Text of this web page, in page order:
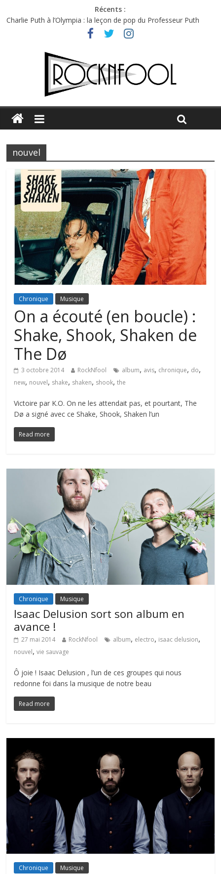
Récents :
Charlie Puth à l’Olympia : la leçon de pop du Professeur Puth
Festival Triptyque : un nouveau festival de musique indépendant
Hellfest 2026 vendredi : température et émotions en hausse
Hellfest 2026 jeudi : impossible de choisir entre chaleur et bonne
Première édition du Midgard Festival : entre bière, métal et
nouvel
Chronique Musique
On a écouté (en boucle) :
Shake, Shook, Shaken de
The Dø
3 octobre 2014 RockNfool album, avis, chronique, do,
new, nouvel, shake, shaken, shook,the
Victoire par K.O. On ne les attendait pas, et pourtant, The
Dø a signé avec ce Shake, Shook, Shaken l’un
Read more
Chronique Musique
Isaac Delusion sort son album en
avance !
27 mai 2014 RockNfool album, electro, isaac delusion,
nouvel,vie sauvage
Ô joie ! Isaac Delusion , l’un de ces groupes qui nous
redonne foi dans la musique de notre beau
Read more
Chronique Musique